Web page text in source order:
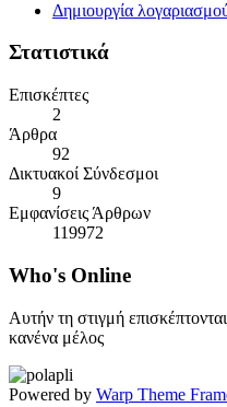
Δημιουργία
Στατιστικά
Επισκέπτες
2
Άρθρα
92
Δικτυακοί Σύνδεσμοι
9
Εμφανίσεις Άρθρων
119972
Who's Online
Αυτήν τη στιγμή
κανένα μέλος
Powered by Warp Theme